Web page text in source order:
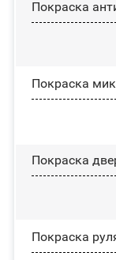
Покраска
Покраска
Покраска
Покраска